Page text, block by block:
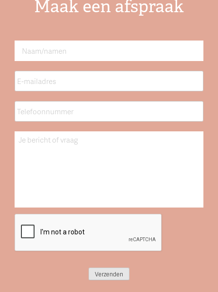
Maak een afspraak
Naam *
E-
mailadres *
Telefoonnummer *
Bericht
CAPTCHA
Verzenden